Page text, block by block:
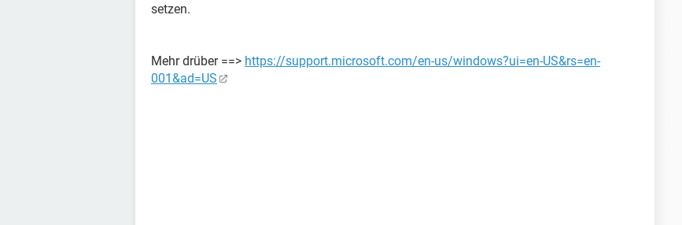
setzen.
Mehr drüber ==> https://support.microsoft.com/en-us/windows?ui=en-US&rs=en-
001&ad=US